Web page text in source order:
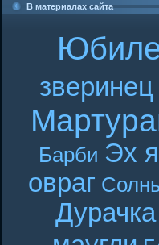
В материалах сайта
зверинец
Барби Эх
овраг
Дурачка